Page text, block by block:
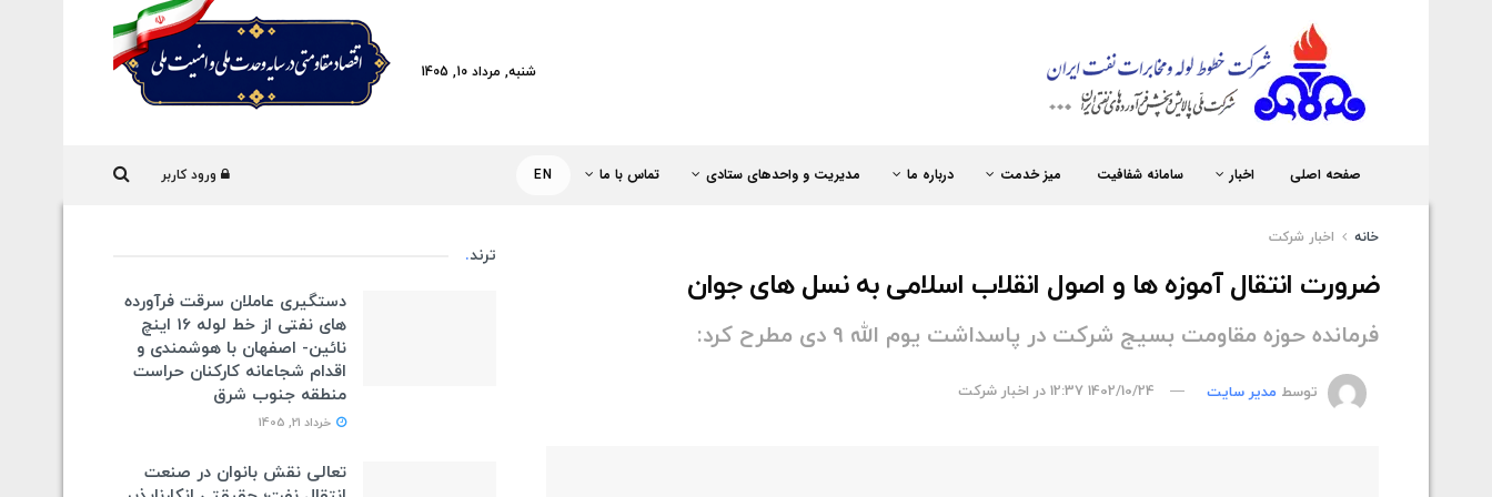
شنبه, مرداد 10, 1405
صفحه اصلی اخبار سامانه شفافیت میز خدمت درباره ما مدیریت و واحدهای ستادی تماس با ما EN ورود کاربر
خانه اخبار شركت
ضرورت انتقال آموزه ها و اصول انقلاب اسلامی به نسل های جوان
فرمانده حوزه مقاومت بسیج شرکت در پاسداشت یوم الله 9 دی مطرح کرد:
توسط مدیر سایت 1402/10/24 12:37 در اخبار شركت
ترند.
دستگیری عاملان سرقت فرآورده
های نفتی از خط لوله 16 اینچ
نائین- اصفهان با هوشمندی و
اقدام شجاعانه کارکنان حراست
منطقه جنوب شرق
خرداد 21, 1405
تعالی نقش بانوان در صنعت